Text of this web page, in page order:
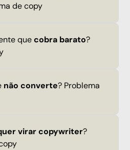
de copy
quecobra barato?
não converte? Problema
virar copywriter?